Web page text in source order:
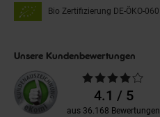
Bio Zertifizierung DE-ÖKO-060
Unsere Kundenbewertungen
Durchschnittliche
Bewertungen4.1 / 5
aus 36.168 Bewertungen